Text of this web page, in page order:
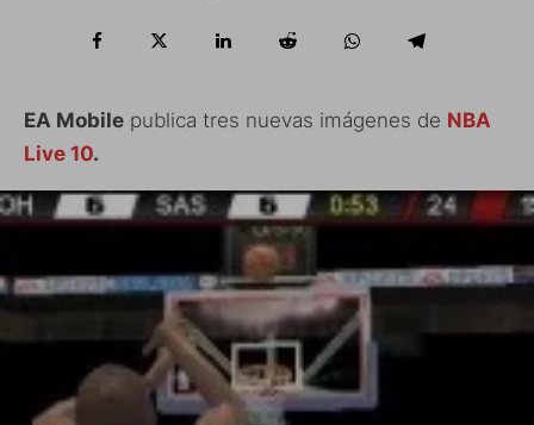
EA Mobile publica tres nuevas imágenes de NBA
Live 10.